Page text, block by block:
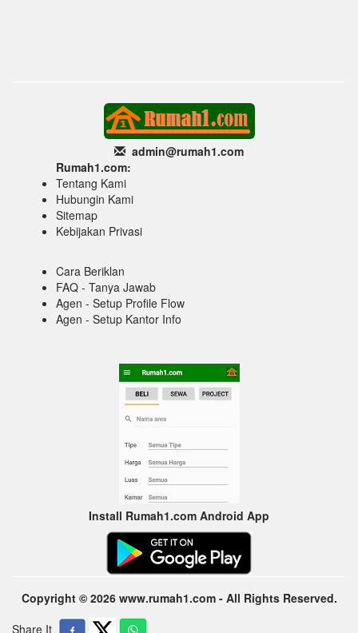
admin@rumah1.com
Rumah1.com:
Tentang Kami
Hubungin Kami
Sitemap
Kebijakan Privasi
Cara Beriklan
FAQ - Tanya Jawab
Agen - Setup Profile Flow
Agen - Setup Kantor Info
Install Rumah1.com Android App
Copyright © 2026 www.rumah1.com - All Rights Reserved.
Share It